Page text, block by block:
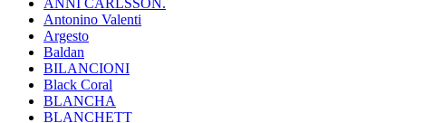
ANNI CARLSSON.
Antonino Valenti
Argesto
Baldan
BILANCIONI
Black Coral
BLANCHA
BLANCHETT